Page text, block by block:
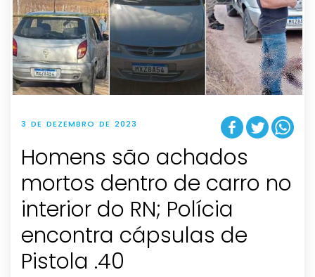
3 DE DEZEMBRO DE 2023
Homens são achados
mortos dentro de carro no
interior do RN; Polícia
encontra cápsulas de
Pistola .40